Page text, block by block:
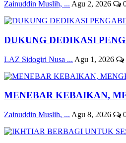
Zainuddin Muslih, ... Agu 2, 2026
DUKUNG DEDIKASI
LAZ Sidogiri Nusa ... Agu 1, 2026
MENEBAR KEBAIKAN,
Zainuddin Muslih, ... Agu 8, 2026